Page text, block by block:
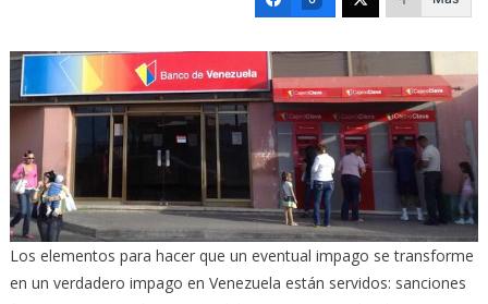
Los elementos para hacer que un eventual impago se transforme
en un verdadero impago en Venezuela están servidos: sanciones